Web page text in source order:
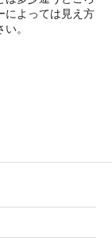
によっては見え方
。